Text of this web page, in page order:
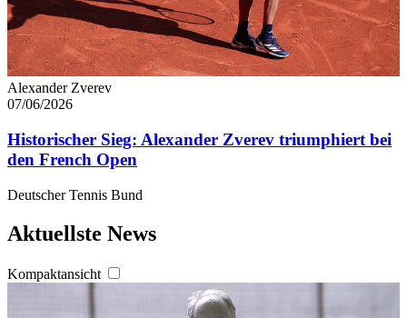
Alexander Zverev
07/06/2026
Historischer Sieg: Alexander Zverev triumphiert bei
den French Open
Deutscher Tennis Bund
Aktuellste News
Kompaktansicht